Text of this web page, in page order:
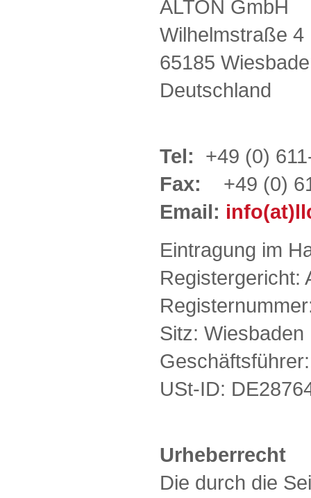
ALTON GmbH
Wilhelmstraße 4
65185
Deutschland
Tel:
+49 (0)
Fax: +49 (0)
Email:
Eintragung im
Registergericht:
Sitz: Wiesbaden
USt-ID:
Urheberrecht
Die durch die